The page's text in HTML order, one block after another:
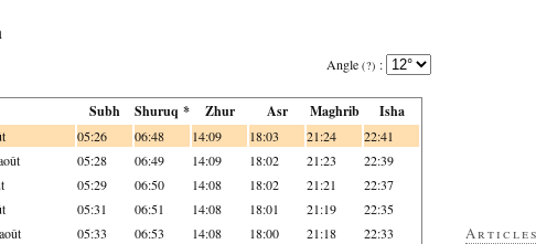
Angle (?) :
Subh Shuruq * Zhur Asr Maghrib Isha
05:26 06:48 14:09 18:03 21:24 22:41
05:28 06:49 14:09 18:02 21:23 22:39
05:29 06:50 14:08 18:02 21:21 22:37
05:31 06:51 14:08 18:01 21:19 22:35
05:33 06:53 14:08 18:00 21:18 22:33